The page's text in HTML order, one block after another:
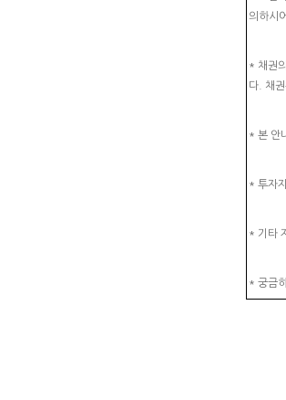
의하시
* 채권
다. 채
* 본 안
* 투자
* 기타
* 궁금